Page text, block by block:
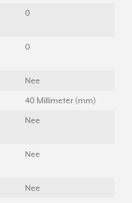
0
0
Nee
40 Millimeter (mm)
Nee
Nee
Nee